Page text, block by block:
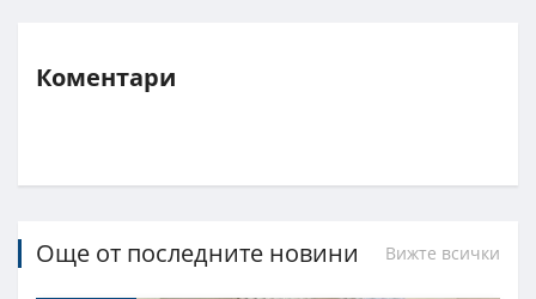
Коментари
Още от последните новини Вижте всички